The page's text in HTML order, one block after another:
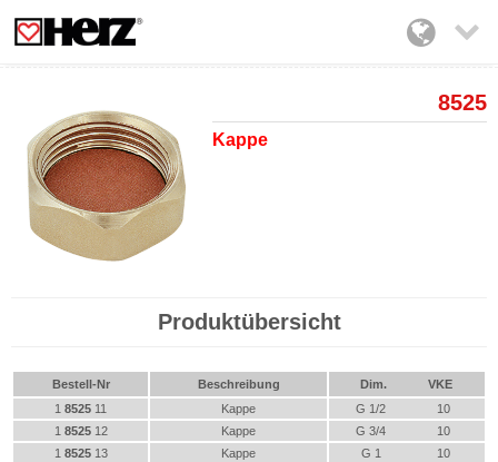

8525
Kappe
Produktübersicht
Bestell-Nr Beschreibung Dim.
VKE
1 8525 11 Kappe G 1/2
10
1 852512 Kappe G 3/4
10
1 852513 Kappe G 1 10